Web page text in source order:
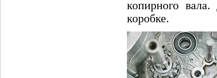
копирного
коробке.